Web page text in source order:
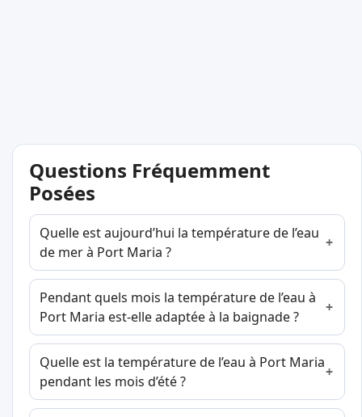
Questions Fréquemment
Posées
Quelle est aujourd’hui la température de l’eau
de mer à Port Maria ?
Pendant quels mois la température de l’eau à
Port Maria est-elle adaptée à la baignade ?
Quelle est la température de l’eau à Port Maria
pendant les mois d’été ?